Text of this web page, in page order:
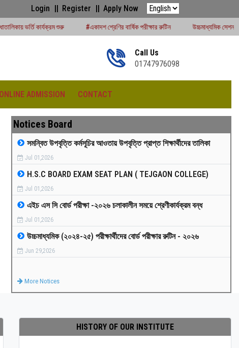
Login Register Apply Now
শুরু #একাদশ শ্রেণির বার্ষিক পরীক্ষার রুটিন উচ্চমাধ্যমিক সেশন (২০২৪-২৫)
Call Us
01747976098
ONLINE ADMISSION CONTACT
ক্রীড়া প্রতিযোগিতা -২০২৫
Notices Board
সমন্বিত উপবৃত্তি কর্মসূচির আওতায় উপবৃত্তি প্রাপ্ত শিক্ষার্থীদের তালিকা
Jul 01,2026
H.S.C BOARD EXAM SEAT PLAN ( TEJGAON COLLEGE)
Jul 01,2026
এইচ এস সি বোর্ড পরীক্ষা -২০২৬ চলাকালীন সময়ে শ্রেণীকার্যক্রম বন্ধ
Jul 01,2026
উচ্চমাধ্যমিক (২০২৪-২৫) পরীক্ষার্থীদের বোর্ড পরীক্ষার রুটিন - ২০২৬
Jun 29,2026
More Notices
HISTORY OF OUR INSTITUTE